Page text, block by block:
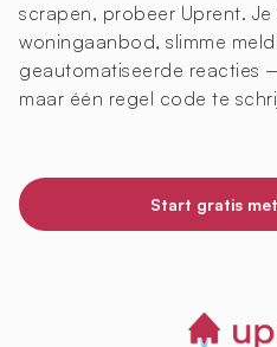
scrapen, probeer Uprent.
woningaanbod, slimme
geautomatiseerde reacties
maar één regel code te
Start gratis